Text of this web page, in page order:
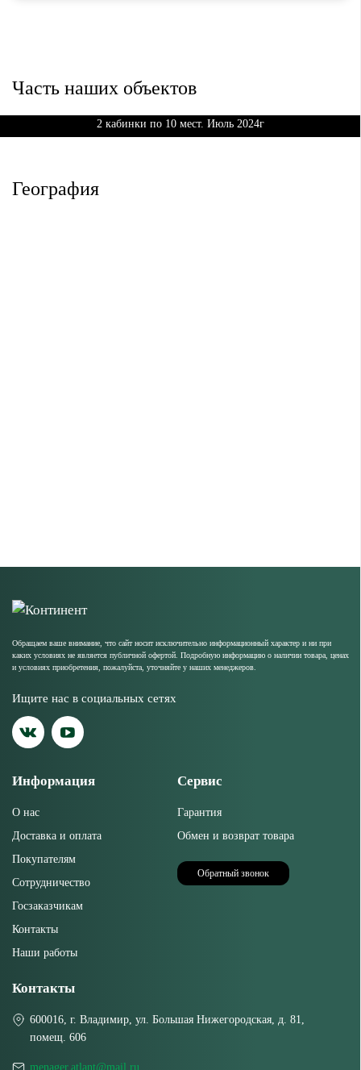
Часть наших объектов
Произвели и поставили Трибуны Сборно-разборные
2 кабинки по 10 мест. Июль 2024г
География
Обращаем ваше внимание, что сайт носит исключительно информационный характер и ни при
каких условиях не является публичной офертой. Подробную информацию о наличии товара, ценах
и условиях приобретения, пожалуйста, уточняйте у наших менеджеров.
Ищите нас в социальных сетях
Информация
О нас
Доставка и оплата
Покупателям
Сотрудничество
Госзаказчикам
Контакты
Наши работы
Сервис
Гарантия
Обмен и возврат товара
Обратный звонок
Контакты
600016, г. Владимир, ул. Большая Нижегородская, д. 81,
помещ. 606
menager.atlant@mail.ru